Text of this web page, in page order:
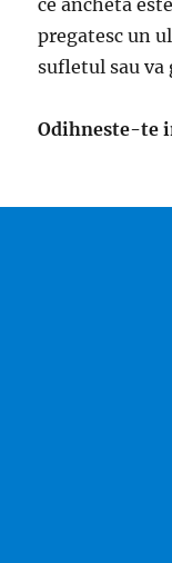
ce ancheta
pregatesc un
sufletul sau va
Odihneste-te